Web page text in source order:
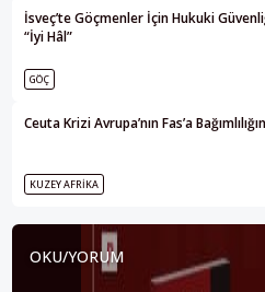
İsveç’te Göçmenler İçin Hukuki
“İyi Hâl”
GÖÇ
Ceuta Krizi Avrupa’nın Fas’a
KUZEY AFRIKA
OKU/YORUM